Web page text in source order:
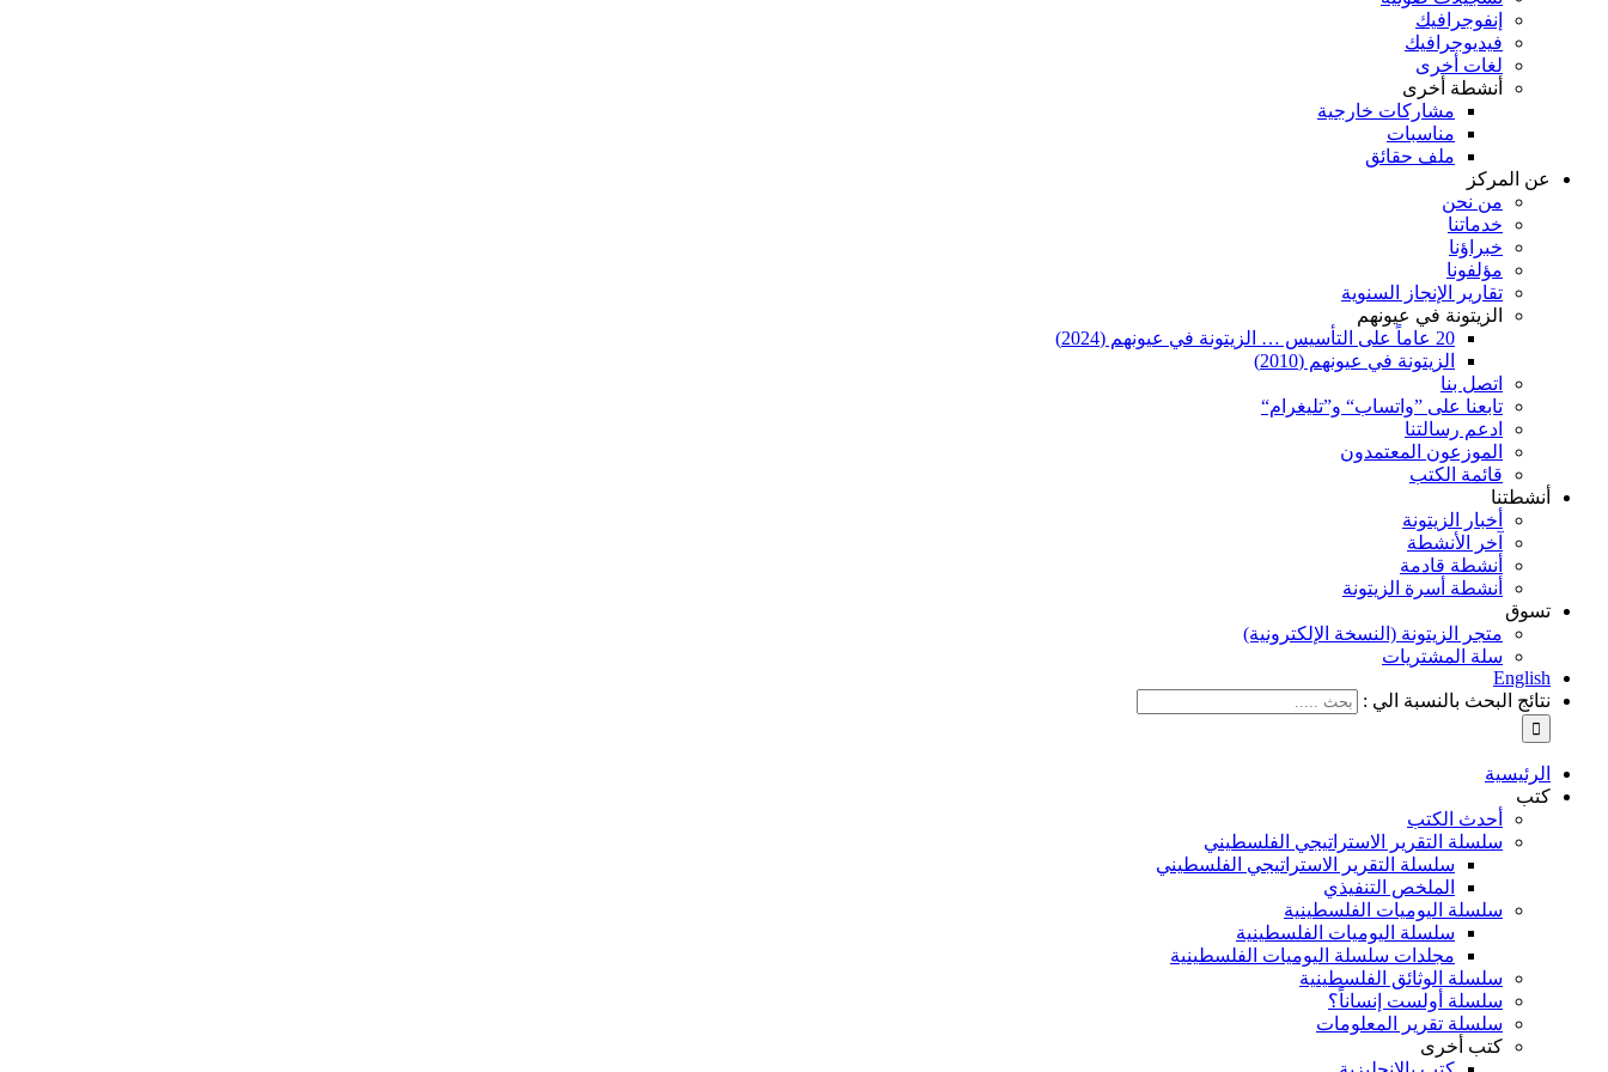
إنفوجرافيك
فيديوجرافيك
لغات أخرى
أنشطة أخرى
مشاركات خارجية
مناسبات
ملف حقائق
عن المركز
من نحن
خدماتنا
خبراؤنا
مؤلفونا
تقارير الإنجاز السنوية
الزيتونة في عيونهم
20 عاماً على التأسيس … الزيتونة في عيونهم (2024)
الزيتونة في عيونهم (2010)
اتصل بنا
تابعنا على ”واتساب“ و”تليغرام“
ادعم رسالتنا
الموزعون المعتمدون
قائمة الكتب
أنشطتنا
أخبار الزيتونة
آخر الأنشطة
أنشطة قادمة
أنشطة أسرة الزيتونة
تسوق
متجر الزيتونة (النسخة الإلكترونية)
سلة المشتريات
English
نتائج البحث بالنسبة الي :
الرئيسية
كتب
أحدث الكتب
سلسلة التقرير الاستراتيجي الفلسطيني
سلسلة التقرير الاستراتيجي الفلسطيني
الملخص التنفيذي
سلسلة اليوميات الفلسطينية
سلسلة اليوميات الفلسطينية
مجلدات سلسلة اليوميات الفلسطينية
سلسلة الوثائق الفلسطينية
سلسلة أولست إنساناً؟
سلسلة تقرير المعلومات
كتب أخرى